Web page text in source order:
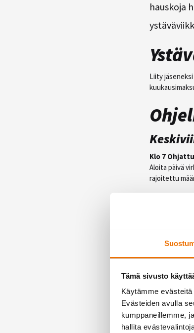
Tämä sivusto
Käytämme
Evästeiden avulla
kumppaneillemme,
hallita
hauskoja
Liity
Klo 7
Aloita päivä
rajoitettu
Hauska ja
Klo 11–15